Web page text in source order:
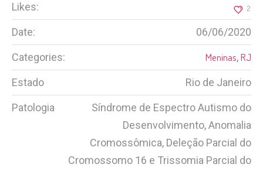
Likes: 2
Date: 06/06/2020
Categories: Meninas,RJ
Estado Rio de Janeiro
Patologia
Síndrome de Espectro Autismo do
Desenvolvimento, Anomalia
Cromossômica, Deleção Parcial do
Cromossomo 16 e Trissomia Parcial do